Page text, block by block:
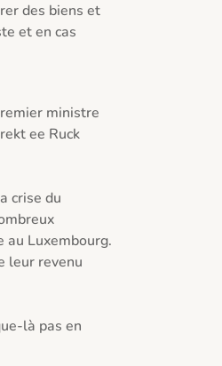
et en cas
ministre
ee Ruck
crise du
Luxembourg.
leur revenu
là pas en